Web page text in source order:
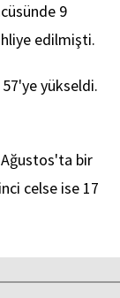
9
edilmişti.
yükseldi.
bir
celse ise 17